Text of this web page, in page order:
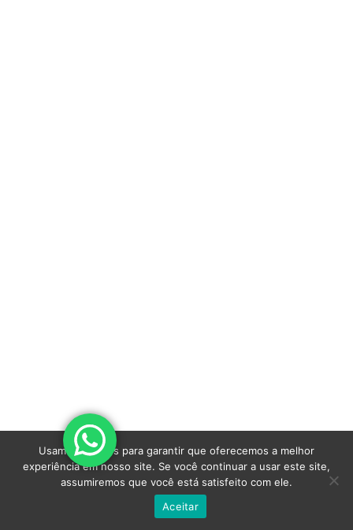
Usamos cookies para garantir que oferecemos a melhor
experiência em nosso site. Se você continuar a usar este site,
assumiremos que você está satisfeito com ele.
Aceitar